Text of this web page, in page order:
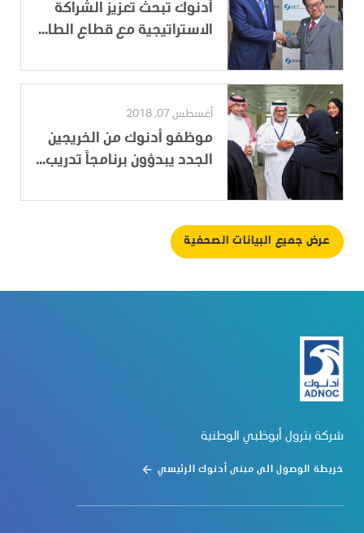
أدنوك تبحث تعزيز الشراكة
الاستراتيجية مع قطاع الطا...
أغسطس 07, 2018
موظفو أدنوك من الخريجين
الجدد يبدؤون برنامجاً تدريب...
عرض جميع البيانات الصحفية
شركة بترول أبوظبي الوطنية
خريطة الوصول الى مبنى أدنوك الرئيسي